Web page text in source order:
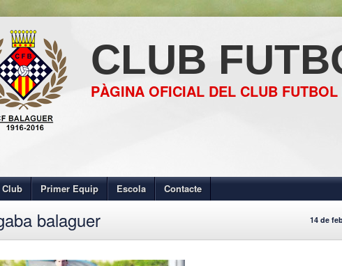
CLUB
PÀGINA OFICIAL DEL CLUB
Club Primer Equip Escola Contacte
balaguer 14 de